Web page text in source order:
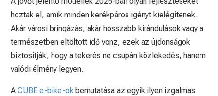
hoztak el, amik minden kerékpáros igényt kielégítenek.
Akár városi bringázás, akár hosszabb kirándulások vagy a
természetben eltöltött idő vonz, ezek az újdonságok
biztosítják, hogy a tekerés ne csupán közlekedés, hanem
valódi élmény legyen.
ACUBE e-bike-ok bemutatása az egyik ilyen izgalmas